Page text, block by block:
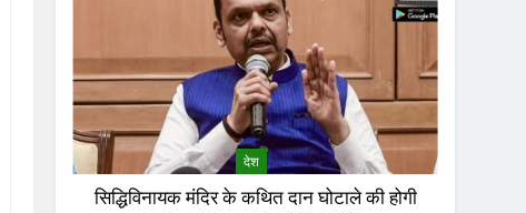
देश
सिद्धिविनायक मंदिर के कथित दान घोटाले की होगी